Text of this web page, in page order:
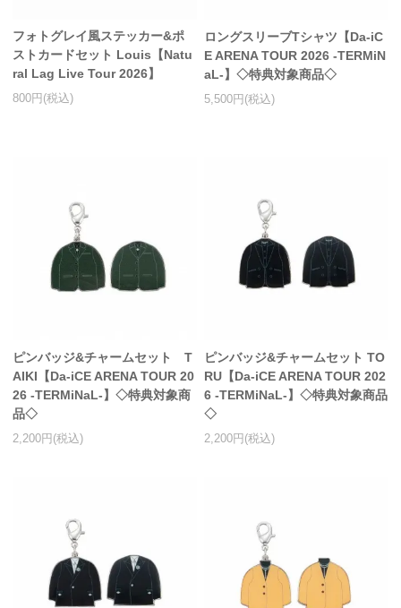
フォトグレイ風ステッカー&ポ
ストカードセット Louis【Natu
ral Lag Live Tour 2026】
800円(税込)
ロングスリーブTシャツ【Da-iC
E ARENA TOUR 2026 -TERMiN
aL-】◇特典対象商品◇
5,500円(税込)
ピンバッジ&チャームセット T
AIKI【Da-iCE ARENA TOUR 20
26 -TERMiNaL-】◇特典対象商
品◇
2,200円(税込)
ピンバッジ&チャームセット TO
RU【Da-iCE ARENA TOUR 202
6 -TERMiNaL-】◇特典対象商品
◇
2,200円(税込)